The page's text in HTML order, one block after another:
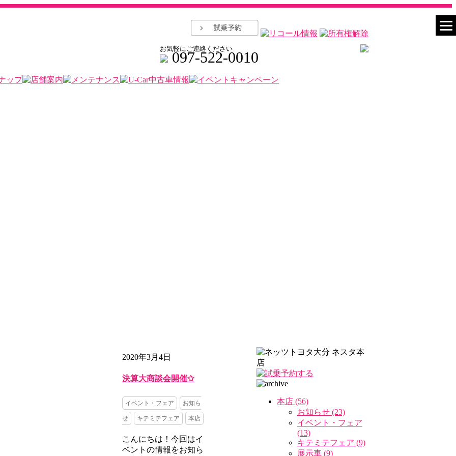
お気軽にご連絡ください
097-522-0010
2020年3月4日
決算大商談会開催✩
イベント・フェア お知ら
せ キテミテフェア 本店
こんにちは！今回はイ
ベントの情報をお知ら
本店 (56)
お知らせ (23)
イベント・フェア
(13)
キテミテフェア (9)
展示車 (9)